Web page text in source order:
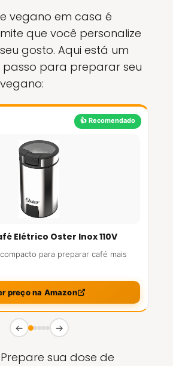
vegano em casa é
que você personalize
gosto. Aqui está um
para preparar seu
👍 Recomendado
Elétrico Oster Inox 110V
para preparar café mais
preço na Amazon
← →
Prepare sua dose de